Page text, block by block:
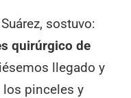
sostuvo:
quirúrgico de
llegado y
los pinceles y